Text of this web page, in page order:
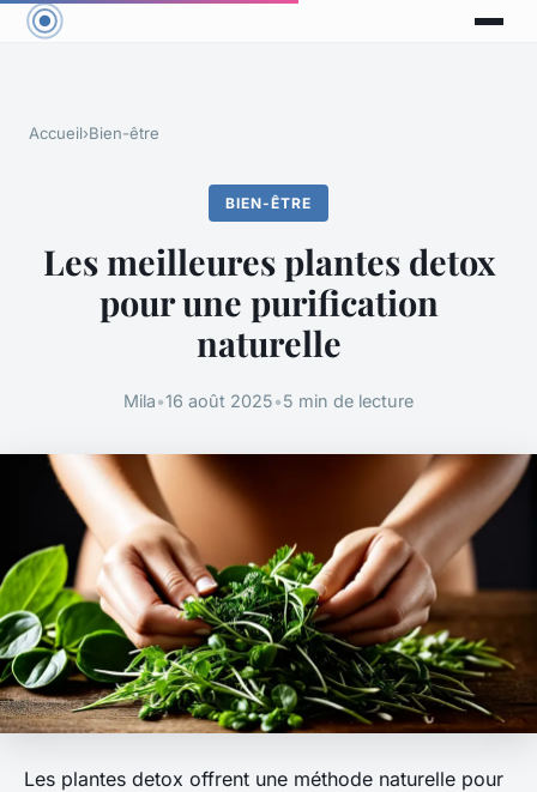
Accueil›Bien-être
BIEN-ÊTRE
Les meilleures plantes detox
pour une purification
naturelle
Mila•16 août 2025•5 min de lecture
Les plantes detox offrent une méthode naturelle pour